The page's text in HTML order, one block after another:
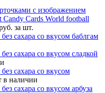
с изображением
Cards World football
за шт.
сахара со вкусом баблгам
сахара со вкусом сладкой
сахара со вкусом
в наличии
сахара со вкусом арбуза